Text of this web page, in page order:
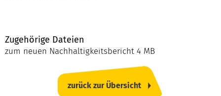
Zugehörige Dateien
zum neuen Nachhaltigkeitsbericht 4 MB
zurück zur Übersicht